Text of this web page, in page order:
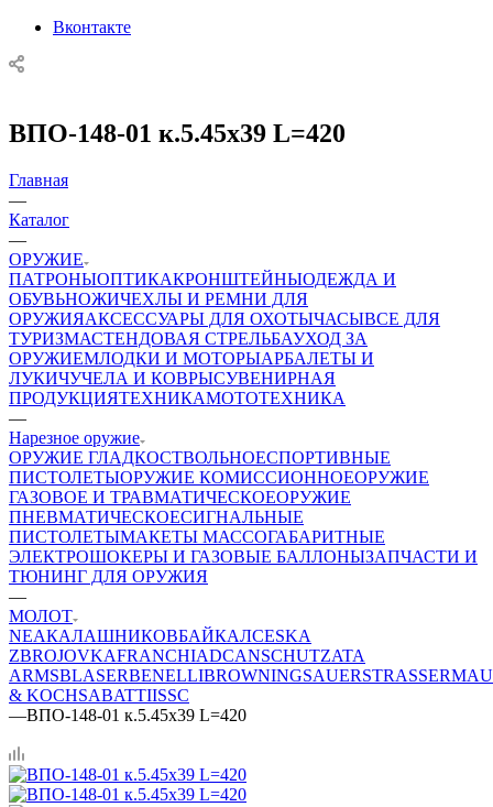
Вконтакте
ВПО-148-01 к.5.45х39 L=420
Главная
—
Каталог
—
ОРУЖИЕ
ПАТРОНЫОПТИКАКРОНШТЕЙНЫОДЕЖДА И
ОБУВЬНОЖИЧЕХЛЫ И РЕМНИ ДЛЯ
ОРУЖИЯАКСЕССУАРЫ ДЛЯ ОХОТЫЧАСЫВСЕ ДЛЯ
ТУРИЗМАСТЕНДОВАЯ СТРЕЛЬБАУХОД ЗА
ОРУЖИЕМЛОДКИ И МОТОРЫАРБАЛЕТЫ И
ЛУКИЧУЧЕЛА И КОВРЫСУВЕНИРНАЯ
ПРОДУКЦИЯТЕХНИКАМОТОТЕХНИКА
—
Нарезное оружие
ОРУЖИЕ ГЛАДКОСТВОЛЬНОЕСПОРТИВНЫЕ
ПИСТОЛЕТЫОРУЖИЕ КОМИССИОННОЕОРУЖИЕ
ГАЗОВОЕ И ТРАВМАТИЧЕСКОЕОРУЖИЕ
ПНЕВМАТИЧЕСКОЕСИГНАЛЬНЫЕ
ПИСТОЛЕТЫМАКЕТЫ МАССОГАБАРИТНЫЕ
ЭЛЕКТРОШОКЕРЫ И ГАЗОВЫЕ БАЛЛОНЫЗАПЧАСТИ И
ТЮНИНГ ДЛЯ ОРУЖИЯ
—
МОЛОТ
NEAКАЛАШНИКОВБАЙКАЛCESKA
ZBROJOVKAFRANCHIADCANSCHUTZATA
ARMSBLASERBENELLIBROWNINGSAUERSTRASSER
& KOCHSABATTIISSC
—ВПО-148-01 к.5.45х39 L=420